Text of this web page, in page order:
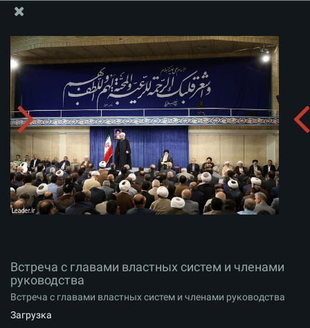
Встреча с главами властных систем и членами
руководства
Скачать альбом:
Встреча с главами властных систем и членами
руководства
Встреча с главами властных систем и членами руководства
Загрузка